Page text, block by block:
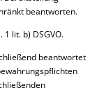
beantworten.
lit. b) DSGVO.
beantwortet